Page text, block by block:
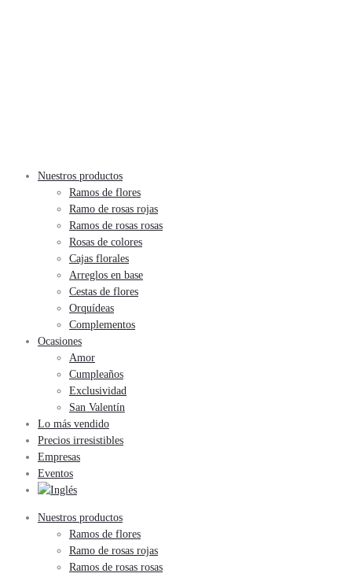
Nuestros productos
Ramos de flores
Ramo de rosas rojas
Ramos de rosas rosas
Rosas de colores
Cajas florales
Arreglos en base
Cestas de flores
Orquídeas
Complementos
Ocasiones
Amor
Cumpleaños
Exclusividad
San Valentín
Lo más vendido
Precios irresistibles
Empresas
Eventos
Nuestros productos
Ramos de flores
Ramo de rosas rojas
Ramos de rosas rosas